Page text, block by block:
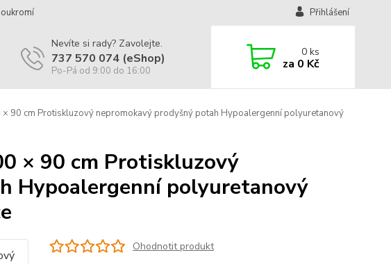
Přihlášení
Nevíte si rady? Zavolejte.
737 570 074 (eShop)
Po-Pá od 9:00 do 16:00
0ks
za 0 Kč
90 cm Protiskluzový nepromokavý prodyšný potah Hypoalergenní polyuretanový
× 90 cm Protiskluzový
Hypoalergenní polyuretanový
Ohodnotit produkt